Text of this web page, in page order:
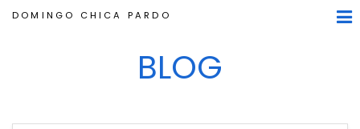
DOMINGO CHICA PARDO
BLOG